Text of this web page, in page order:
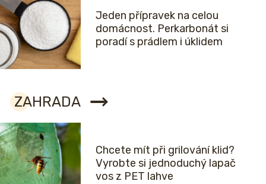
Jeden přípravek na celou
domácnost. Perkarbonát si
poradí s prádlem i úklidem
ZAHRADA
Chcete mít při grilování klid?
Vyrobte si jednoduchý lapač
vos z PET lahve